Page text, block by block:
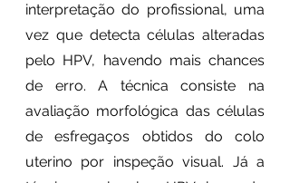
interpretação do profissional, uma
vez que detecta células alteradas
pelo HPV, havendo mais chances
de erro. A técnica consiste na
avaliação morfológica das células
de esfregaços obtidos do colo
uterino por inspeção visual. Já a